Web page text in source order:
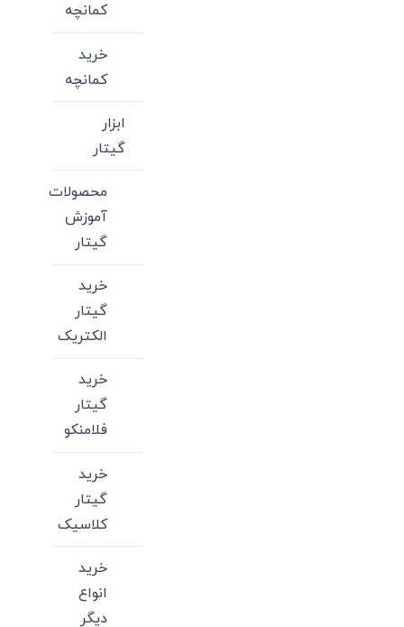
کمانچه
خرید
کمانچه
ابزار
گیتار
محصولات
آموزش
گیتار
خرید
گیتار
الکتریک
خرید
گیتار
فلامنکو
خرید
گیتار
کلاسیک
خرید
انواع
دیگر